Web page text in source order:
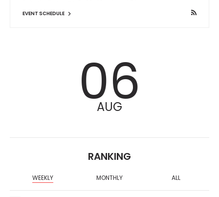
EVENT SCHEDULE
06
AUG
RANKING
WEEKLY MONTHLY ALL